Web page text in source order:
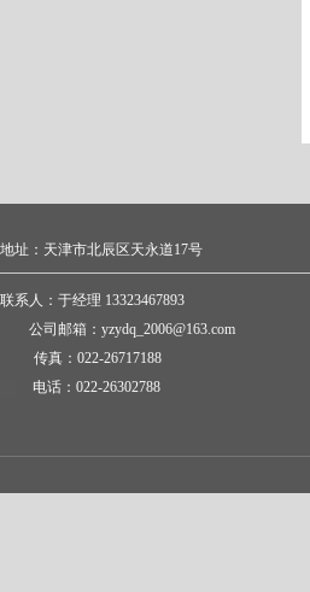
地址：天津市北辰区天永道17号
联系人：于经理 13323467893
公司邮箱：yzydq_2006@163.com
传真：022-26717188
电话：022-26302788